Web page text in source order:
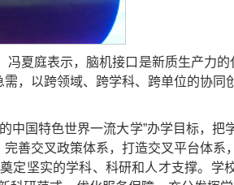
夏庭表示，脑机接口是新质生产力的
，以跨领域、跨学科、跨单位的协同
中国特色世界一流大学”办学目标，把
善交叉政策体系，打造交叉平台体系
定坚实的学科、科研和人才支撑。学